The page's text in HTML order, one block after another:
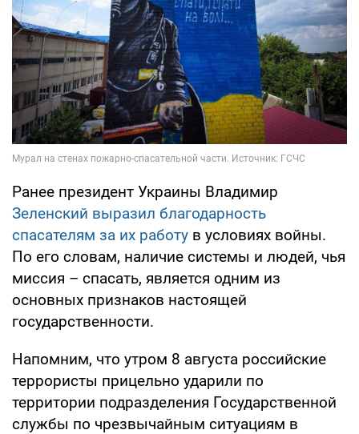
Ранее президент Украины Владимир
Зеленский выразил благодарность
спасателям за их работу в условиях войны.
По его словам, наличие системы и людей, чья
миссия – спасать, является одним из
основных признаков настоящей
государственности.
Напомним, что утром 8 августа российские
террористы прицельно ударили по
территории подразделения Государственной
службы по чрезвычайным ситуациям в